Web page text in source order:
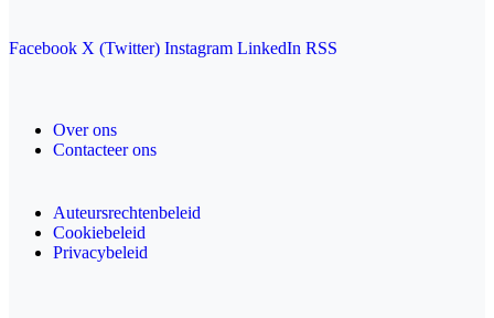
Facebook X (Twitter) Instagram LinkedIn RSS
Over ons
Contacteer ons
Auteursrechtenbeleid
Cookiebeleid
Privacybeleid